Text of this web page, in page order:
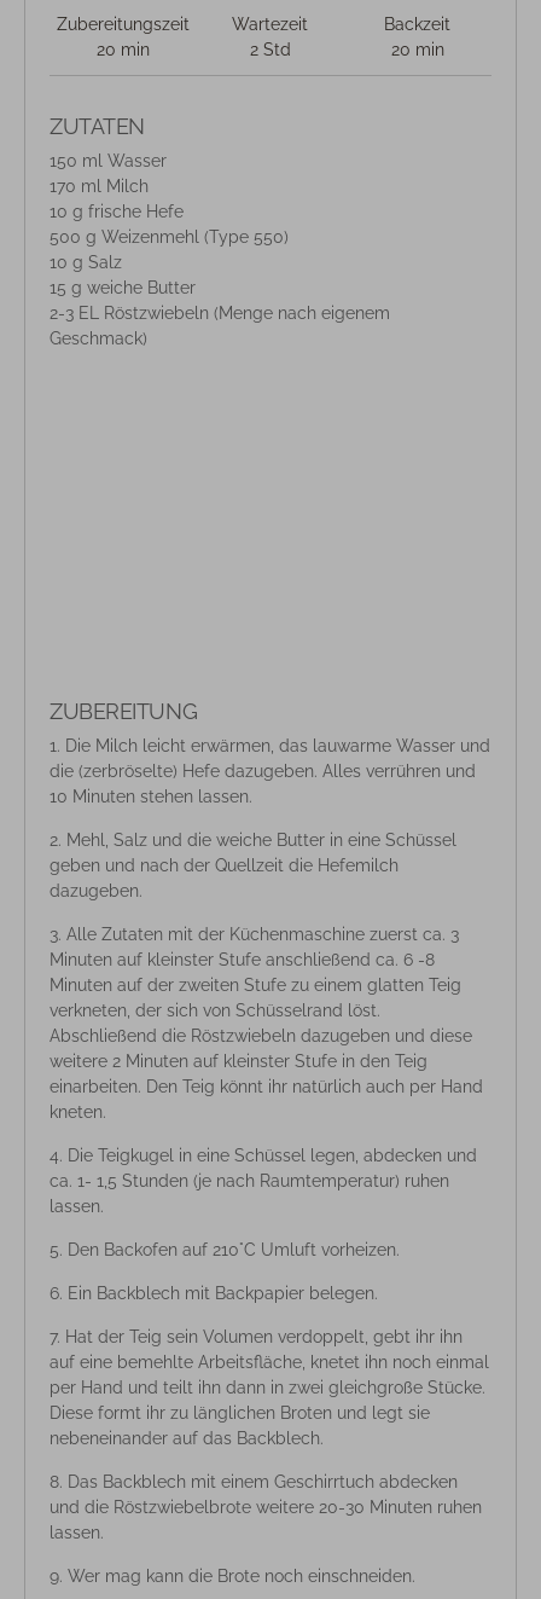
Zubereitungszeit
20 min
Wartezeit
2 Std
Backzeit
20 min
ZUTATEN
150 ml Wasser
170 ml Milch
10 g frische Hefe
500 g Weizenmehl (Type 550)
10 g Salz
15 g weiche Butter
2-3 EL Röstzwiebeln (Menge nach eigenem
Geschmack)
ZUBEREITUNG
Die Milch leicht erwärmen, das lauwarme Wasser und
die (zerbröselte) Hefe dazugeben. Alles verrühren und
10 Minuten stehen lassen.
Mehl, Salz und die weiche Butter in eine Schüssel
geben und nach der Quellzeit die Hefemilch
dazugeben.
Alle Zutaten mit der Küchenmaschine zuerst ca. 3
Minuten auf kleinster Stufe anschließend ca. 6 -8
Minuten auf der zweiten Stufe zu einem glatten Teig
verkneten, der sich von Schüsselrand löst.
Abschließend die Röstzwiebeln dazugeben und diese
weitere 2 Minuten auf kleinster Stufe in den Teig
einarbeiten. Den Teig könnt ihr natürlich auch per Hand
kneten.
Die Teigkugel in eine Schüssel legen, abdecken und
ca. 1- 1,5 Stunden (je nach Raumtemperatur) ruhen
lassen.
Den Backofen auf 210°C Umluft vorheizen.
Ein Backblech mit Backpapier belegen.
Hat der Teig sein Volumen verdoppelt, gebt ihr ihn
auf eine bemehlte Arbeitsfläche, knetet ihn noch einmal
per Hand und teilt ihn dann in zwei gleichgroße Stücke.
Diese formt ihr zu länglichen Broten und legt sie
nebeneinander auf das Backblech.
Das Backblech mit einem Geschirrtuch abdecken
und die Röstzwiebelbrote weitere 20-30 Minuten ruhen
lassen.
Wer mag kann die Brote noch einschneiden.